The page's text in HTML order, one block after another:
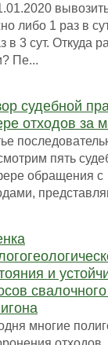
либо 1 раз в
в 3 сут. Откуда
Пе...
судебной
отходов за
пять
обращения с
и
многие